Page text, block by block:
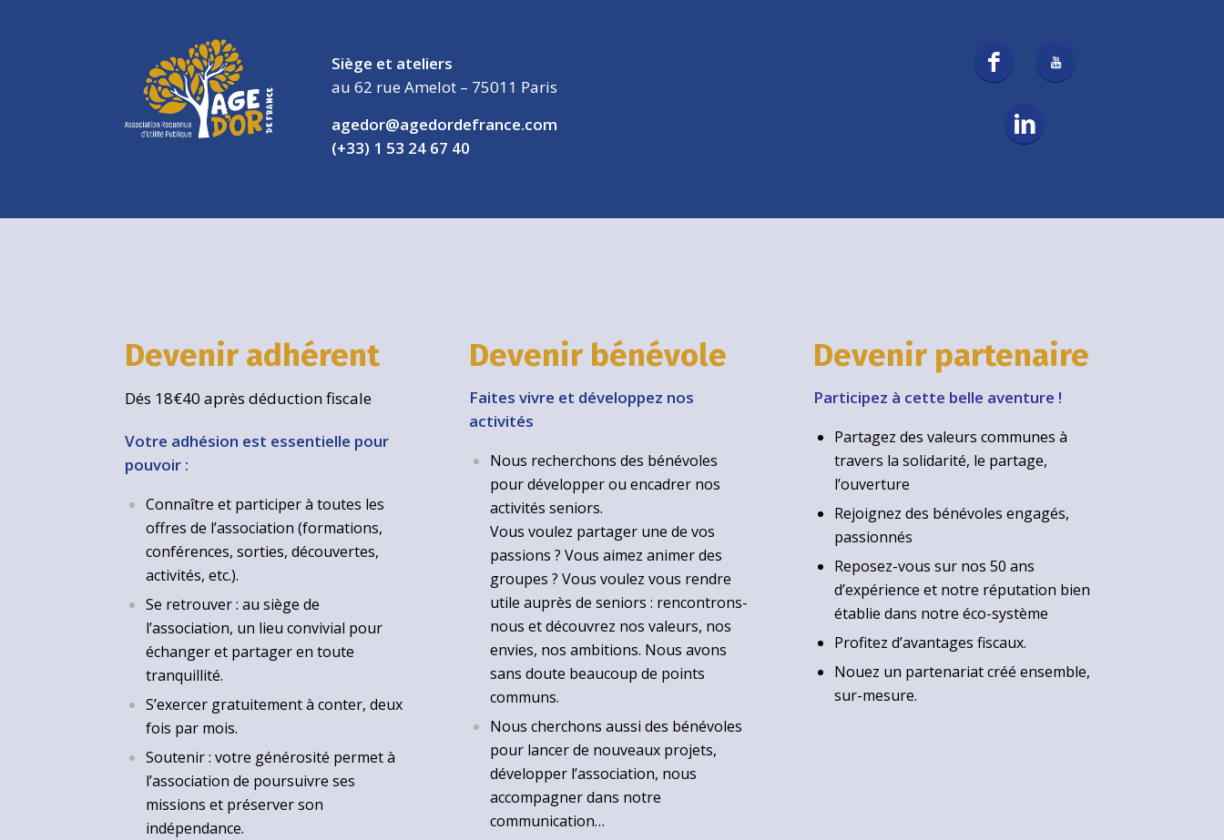
Siège et ateliers
au 62 rue Amelot – 75011 Paris
agedor@agedordefrance.com
(+33) 1 53 24 67 40
Devenir adhérent
Dés 18€40 après déduction fiscale
Votre adhésion est essentielle pour
pouvoir :
Connaître et participer à toutes les
offres de l’association (formations,
conférences, sorties, découvertes,
activités, etc.).
Se retrouver : au siège de
l’association, un lieu convivial pour
échanger et partager en toute
tranquillité.
S’exercer gratuitement à conter, deux
fois par mois.
Soutenir : votre générosité permet à
l’association de poursuivre ses
missions et préserver son
indépendance.
Devenir bénévole
Faites vivre et développez nos
activités
Nous recherchons des bénévoles
pour développer ou encadrer nos
activités seniors.
Vous voulez partager une de vos
passions ? Vous aimez animer des
groupes ? Vous voulez vous rendre
utile auprès de seniors : rencontrons-
nous et découvrez nos valeurs, nos
envies, nos ambitions. Nous avons
sans doute beaucoup de points
communs.
Nous cherchons aussi des bénévoles
pour lancer de nouveaux projets,
développer l’association, nous
accompagner dans notre
communication…
Devenir partenaire
Participez à cette belle aventure !
Partagez des valeurs communes à
travers la solidarité, le partage,
l’ouverture
Rejoignez des bénévoles engagés,
passionnés
Reposez-vous sur nos 50 ans
d’expérience et notre réputation bien
établie dans notre éco-système
Profitez d’avantages fiscaux.
Nouez un partenariat créé ensemble,
sur-mesure.